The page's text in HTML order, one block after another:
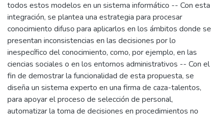
todos estos modelos en un sistema informático -- Con esta
integración, se plantea una estrategia para procesar
conocimiento difuso para aplicarlos en los ámbitos donde se
presentan inconsistencias en las decisiones por lo
inespecífico del conocimiento, como, por ejemplo, en las
ciencias sociales o en los entornos administrativos -- Con el
fin de demostrar la funcionalidad de esta propuesta, se
diseña un sistema experto en una firma de caza-talentos,
para apoyar el proceso de selección de personal,
automatizar la toma de decisiones en procedimientos no